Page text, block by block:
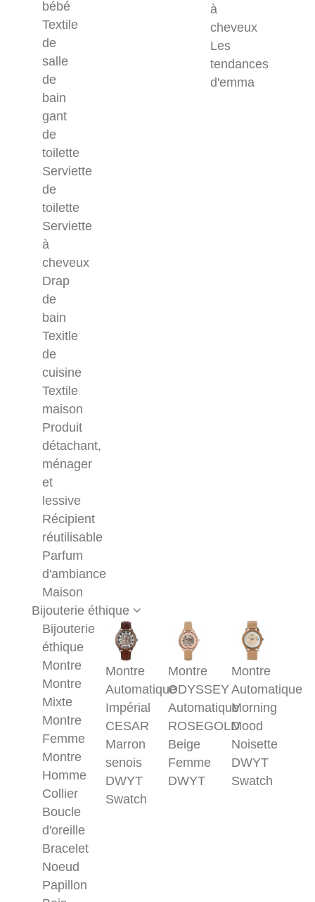
bébé
Textile
de
salle
de
bain
gant
de
toilette
Serviette
de
toilette
Serviette
à
cheveux
Drap
de
bain
Texitle
de
cuisine
Textile
maison
Produit
détachant,
ménager
et
lessive
Récipient
réutilisable
Parfum
d'ambiance
Maison
à
cheveux
Les
tendances
d'emma
Bijouterie éthique
Bijouterie
éthique
Montre
Montre
Mixte
Montre
Femme
Montre
Homme
Collier
Boucle
d'oreille
Bracelet
Noeud
Papillon
Montre
Automatique
Impérial
CESAR
Marron
senois
DWYT
Swatch
Montre
ODYSSEY
Automatique
ROSEGOLD
Beige
Femme
DWYT
Montre
Automatique
Morning
Mood
Noisette
DWYT
Swatch